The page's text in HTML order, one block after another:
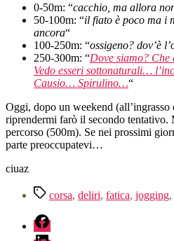
0-50m: “cacchio, ma allora
50-100m: “il fiato è poco ma i
ancora“
100-250m: “ossigeno? dov’è
250-300m: “Dove siamo? Che
Vedo esseri sottonaturali…
Causio… Spirulino…“
Oggi, dopo un weekend
riprendermi farò il secondo tentativo.
percorso (500m). Se nei prossimi
parte preoccupatevi…
ciuaz
Tag corsa, deliri, fatica, jogging,
fb
linkedin